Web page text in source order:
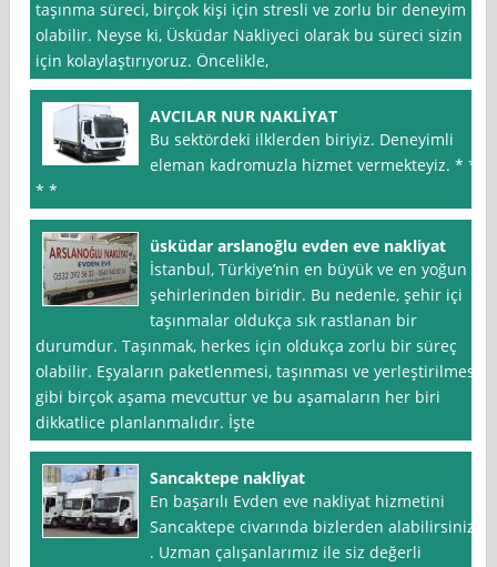
taşınma süreci, birçok kişi için stresli ve zorlu bir deneyim
olabilir. Neyse ki, Üsküdar Nakliyeci olarak bu süreci sizin
için kolaylaştırıyoruz. Öncelikle,
AVCILAR NUR NAKLİYAT
Bu sektördeki ilklerden biriyiz. Deneyimli
eleman kadromuzla hizmet vermekteyiz. * *
* *
üsküdar arslanoğlu evden eve nakliyat
İstanbul, Türkiye’nin en büyük ve en yoğun
şehirlerinden biridir. Bu nedenle, şehir içi
taşınmalar oldukça sık rastlanan bir
durumdur. Taşınmak, herkes için oldukça zorlu bir süreç
olabilir. Eşyaların paketlenmesi, taşınması ve yerleştirilmesi
gibi birçok aşama mevcuttur ve bu aşamaların her biri
dikkatlice planlanmalıdır. İşte
Sancaktepe nakliyat
En başarılı Evden eve nakliyat hizmetini
Sancaktepe civarında bizlerden alabilirsiniz
. Uzman çalışanlarımız ile siz değerli